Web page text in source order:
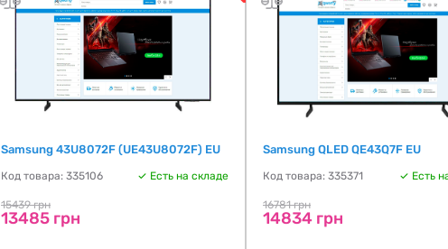
Samsung 43U8072F (UE43U8072F) EU
Код товара: 335106 Есть на складе
15439 грн
13485 грн
Samsung QLED QE43Q7F EU
Код товара: 335371 Есть
16781 грн
14834 грн